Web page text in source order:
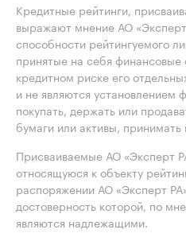
Кредитные рейтинги,
выражают мнение АО
способности рейтингуемого
принятые на себя финансовые
кредитном риске его
и не являются установлением
покупать, держать или
бумаги или активы,
Присваиваемые АО «Эксперт
относящуюся к объекту
распоряжении АО «Эксперт
достоверность которой, по
являются надлежащими.